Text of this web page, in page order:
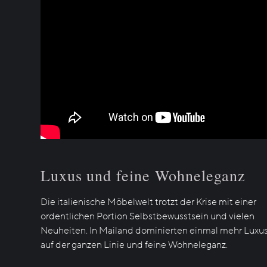
Luxus und feine Wohneleganz
Die italienische Möbelwelt trotzt der Krise mit einer
ordentlichen Portion Selbstbewusstsein und vielen
Neuheiten. In Mailand dominierten einmal mehr
auf der ganzen Linie und feine Wohneleganz.